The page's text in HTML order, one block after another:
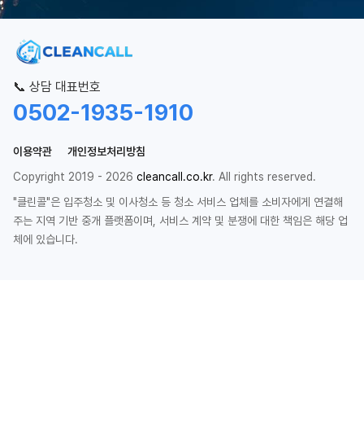
📞 상담 대표번호
0502-1935-1910
이용약관
개인정보처리방침
Copyright 2019 - 2026 cleancall.co.kr. All rights reserved.
"클린콜"은 입주청소 및 이사청소 등 청소 서비스 업체를 소비자에게 연결해
주는 지역 기반 중개 플랫폼이며, 서비스 계약 및 분쟁에 대한 책임은 해당 업
체에 있습니다.